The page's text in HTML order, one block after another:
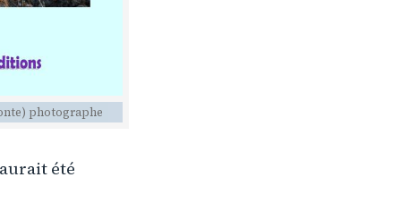
photographe
été